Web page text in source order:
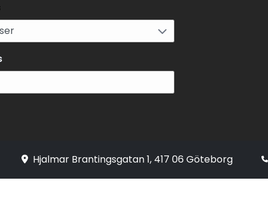
Hjalmar Brantingsgatan 1, 417 06 Göteborg